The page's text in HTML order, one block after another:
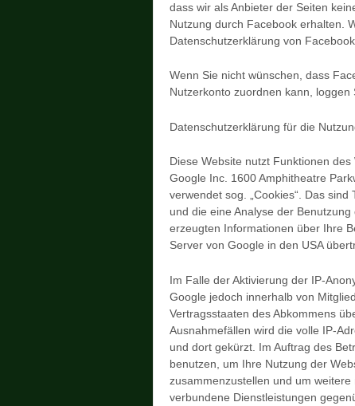
dass wir als Anbieter der Seiten
Nutzung durch Facebook erhalten.
Datenschutzerklärung von
Wenn Sie nicht wünschen, dass
Nutzerkonto zuordnen kann,
Datenschutzerklärung für die
Diese Website nutzt Funktionen
Google Inc. 1600 Amphitheatre
verwendet sog. „Cookies“. Das
und die eine Analyse der
erzeugten Informationen über Ihre
Server von Google in den USA
Im Falle der Aktivierung der IP-
Google jedoch innerhalb von
Vertragsstaaten des Abkommens
Ausnahmefällen wird die volle IP-
und dort gekürzt. Im Auftrag des
benutzen, um Ihre Nutzung der
zusammenzustellen und um
verbundene Dienstleistungen